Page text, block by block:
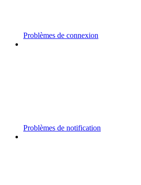
Problèmes de connexion
Problèmes de notification